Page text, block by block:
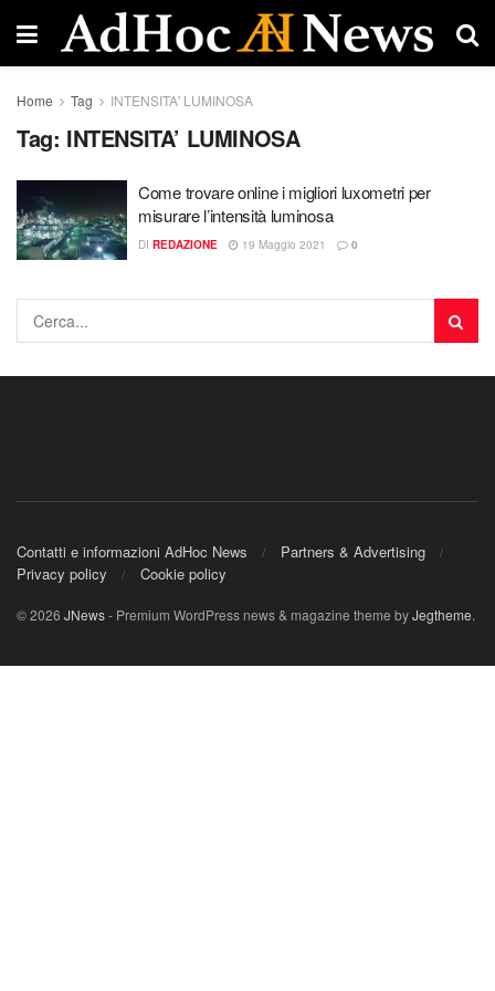
Home Tag INTENSITA' LUMINOSA
Tag: INTENSITA’ LUMINOSA
Come trovare online i migliori luxometri per
misurare l’intensità luminosa
DI REDAZIONE 19 Maggio 2021 0
Contatti e informazioni AdHoc News
Partners & Advertising
Privacy policy
Cookie policy
© 2026 JNews- Premium WordPress news & magazine theme byJegtheme.